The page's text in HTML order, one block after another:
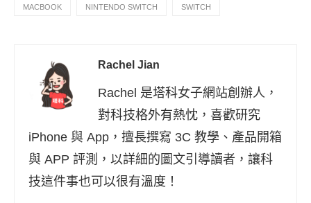
MACBOOK NINTENDO SWITCH SWITCH
Rachel Jian
Rachel 是塔科女子網站創辦人，
對科技格外有熱忱，喜歡研究
iPhone 與 App，擅長撰寫 3C 教學、產品開箱
與 APP 評測，以詳細的圖文引導讀者，讓科
技這件事也可以很有溫度！